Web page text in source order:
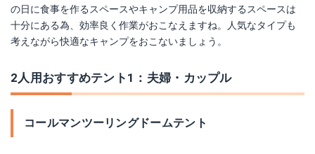
の日に食事を作るスペースやキャンプ用品を収納するスペースは
十分にある為、効率良く作業がおこなえますね。人気なタイプも
考えながら快適なキャンプをおこないましょう。
2人用おすすめテント1：夫婦・カップル
コールマンツーリングドームテント